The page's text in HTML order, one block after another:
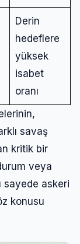
Derin
hedeflere
yüksek
isabet
oranı
savaş
kritik bir
veya
sayede askeri
konusu